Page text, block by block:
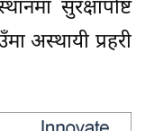
सुरक्षापोष्ट
अस्थायी प्रहरी